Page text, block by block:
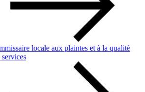
locale aux plaintes et à la qualité
services